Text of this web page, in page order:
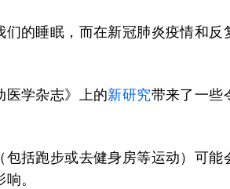
的睡眠，而在新冠肺炎疫情和反
医学杂志》上的新研究带来了一些
括跑步或去健身房等运动）可能
。